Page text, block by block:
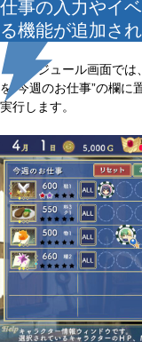
仕事の入力やイ
る機能が追加さ
スケジュール画面では
を“今週のお仕事”の欄
実行します。